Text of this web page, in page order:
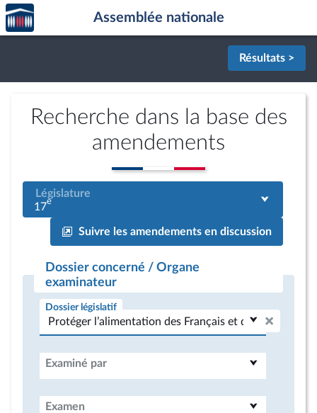
Aller au contenu
Aller en bas de la page
Accèder
à la
page
Assemblée nationale
Résultats >
Recherche dans la base des
amendements
Législature
17e
Suivre les amendements en discussion
Dossier concerné / Organe
examinateur
Dossier législatif
Examiné par
Examen